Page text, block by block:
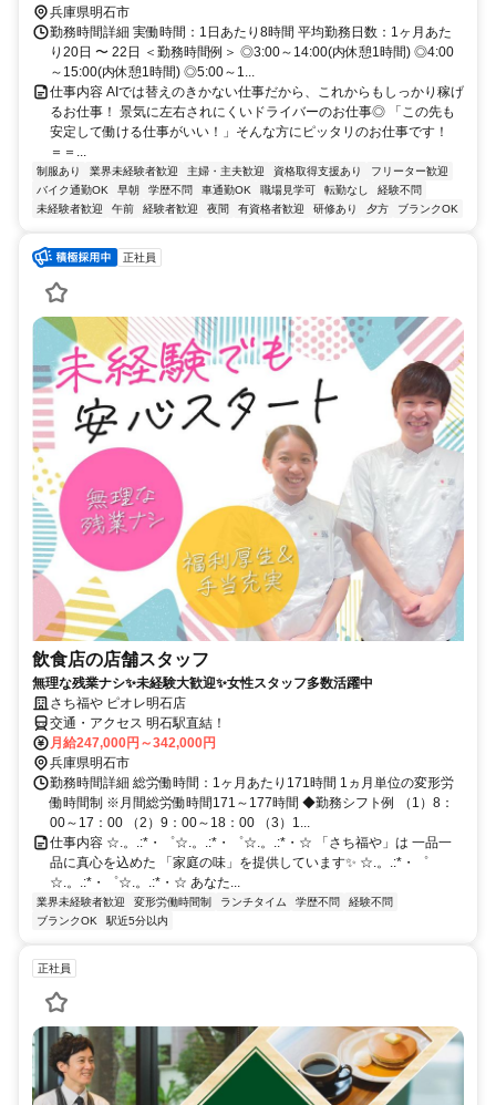
兵庫県明石市
勤務時間詳細 実働時間：1日あたり8時間 平均勤務日数：1ヶ月あた
り20日 〜 22日 ＜勤務時間例＞ ◎3:00～14:00(内休憩1時間) ◎4:00
～15:00(内休憩1時間) ◎5:00～1...
仕事内容 AIでは替えのきかない仕事だから、これからもしっかり稼げ
るお仕事！ 景気に左右されにくいドライバーのお仕事◎ 「この先も
安定して働ける仕事がいい！」そんな方にピッタリのお仕事です！
＝＝...
制服あり 業界未経験者歓迎 主婦・主夫歓迎 資格取得支援あり
フリーター歓迎
バイク通勤OK
早朝 学歴不問 車通勤OK 職場見学可 転勤なし
経験不問
未経験者歓迎
午前 経験者歓迎 夜間 有資格者歓迎 研修あり 夕方 ブランクOK
正社員
飲食店の店舗スタッフ
無理な残業ナシ✨未経験大歓迎✨女性スタッフ多数活躍中
さち福や ピオレ明石店
交通・アクセス 明石駅直結！
月給247,000円～342,000円
兵庫県明石市
勤務時間詳細 総労働時間：1ヶ月あたり171時間 1ヵ月単位の変形労
働時間制 ※月間総労働時間171～177時間 ◆勤務シフト例 （1）8：
00～17：00 （2）9：00～18：00 （3）1...
仕事内容 ☆.。.:*・゜☆.。.:*・゜☆.。.:*・☆ 「さち福や」は 一品一
品に真心を込めた 「家庭の味」を提供しています✨ ☆.。.:*・゜
☆.。.:*・゜☆.。.:*・☆ あなた...
業界未経験者歓迎 変形労働時間制 ランチタイム 学歴不問
経験不問
ブランクOK
駅近5分以内
正社員